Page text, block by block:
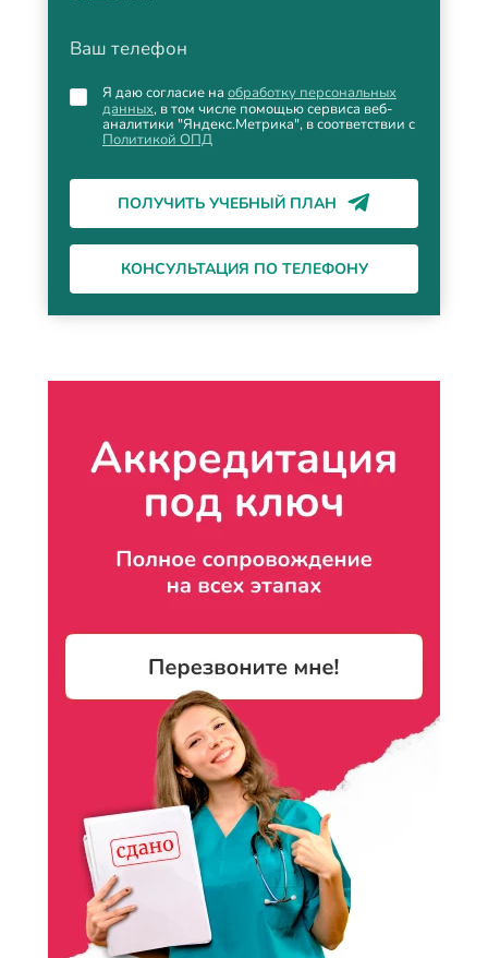
Ваш телефон
Я даю согласие на обработку персональных
данных, в том числе помощью сервиса веб-
аналитики "Яндекс.Метрика", в соответствии с
Политикой ОПД
ПОЛУЧИТЬ УЧЕБНЫЙ ПЛАН
КОНСУЛЬТАЦИЯ ПО ТЕЛЕФОНУ